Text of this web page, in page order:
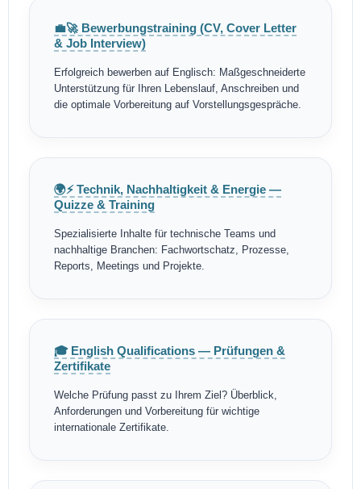
💼🚀 Bewerbungstraining (CV, Cover Letter
& Job Interview)
Erfolgreich bewerben auf Englisch: Maßgeschneiderte
Unterstützung für Ihren Lebenslauf, Anschreiben und
die optimale Vorbereitung auf Vorstellungsgespräche.
🌍⚡ Technik, Nachhaltigkeit & Energie —
Quizze & Training
Spezialisierte Inhalte für technische Teams und
nachhaltige Branchen: Fachwortschatz, Prozesse,
Reports, Meetings und Projekte.
🎓 English Qualifications — Prüfungen &
Zertifikate
Welche Prüfung passt zu Ihrem Ziel? Überblick,
Anforderungen und Vorbereitung für wichtige
internationale Zertifikate.